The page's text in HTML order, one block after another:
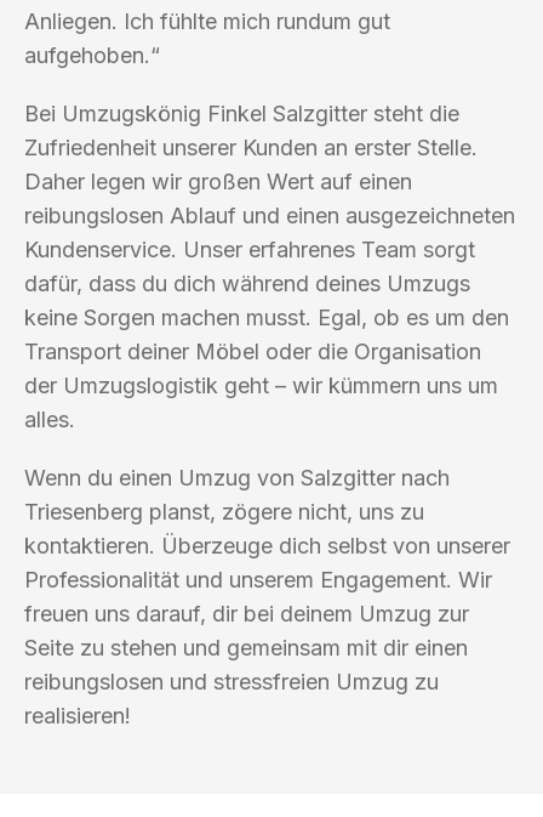
Anliegen. Ich fühlte mich rundum gut
aufgehoben.“
Bei Umzugskönig Finkel Salzgitter steht die
Zufriedenheit unserer Kunden an erster Stelle.
Daher legen wir großen Wert auf einen
reibungslosen Ablauf und einen ausgezeichneten
Kundenservice. Unser erfahrenes Team sorgt
dafür, dass du dich während deines Umzugs
keine Sorgen machen musst. Egal, ob es um den
Transport deiner Möbel oder die Organisation
der Umzugslogistik geht – wir kümmern uns um
alles.
Wenn du einen Umzug von Salzgitter nach
Triesenberg planst, zögere nicht, uns zu
kontaktieren. Überzeuge dich selbst von unserer
Professionalität und unserem Engagement. Wir
freuen uns darauf, dir bei deinem Umzug zur
Seite zu stehen und gemeinsam mit dir einen
reibungslosen und stressfreien Umzug zu
realisieren!